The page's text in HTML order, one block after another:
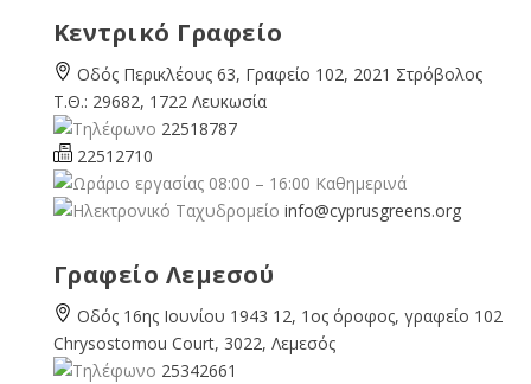
Κεντρικό Γραφείο
Οδός Περικλέους 63, Γραφείο 102, 2021 Στρόβολος
Τ.Θ.: 29682, 1722 Λευκωσία
22518787
22512710
08:00 – 16:00 Καθημερινά
info@cyprusgreens.org
Γραφείο Λεμεσού
Οδός 16ης Ιουνίου 1943 12, 1ος όροφος, γραφείο 102
Chrysostomou Court, 3022, Λεμεσός
25342661